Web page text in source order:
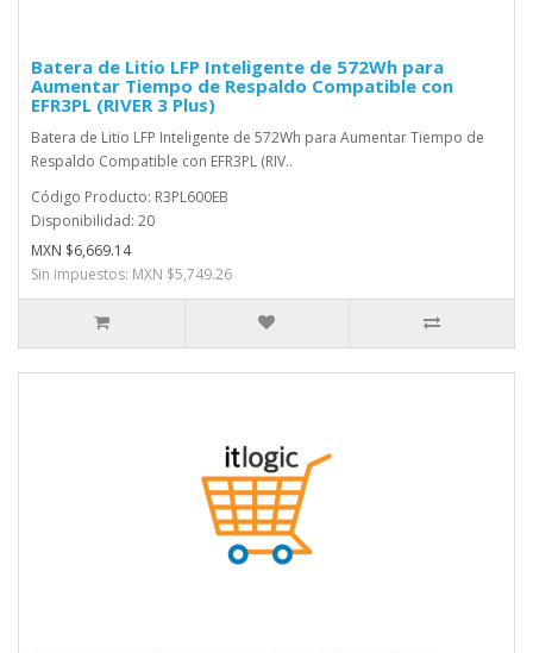
Batera de Litio LFP Inteligente de 572Wh para
Aumentar Tiempo de Respaldo Compatible con
EFR3PL (RIVER 3 Plus)
Batera de Litio LFP Inteligente de 572Wh para Aumentar Tiempo de
Respaldo Compatible con EFR3PL (RIV..
Código Producto: R3PL600EB
Disponibilidad: 20
MXN $6,669.14
Sin impuestos: MXN $5,749.26